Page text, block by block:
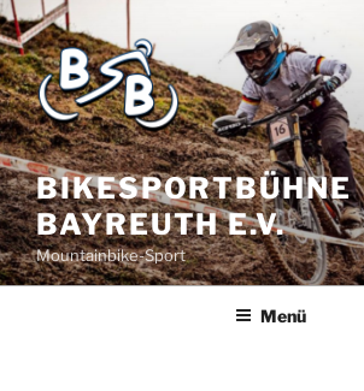
BIKESPORTBÜHNE
BAYREUTH E.V.
Mountainbike-Sport
Menü